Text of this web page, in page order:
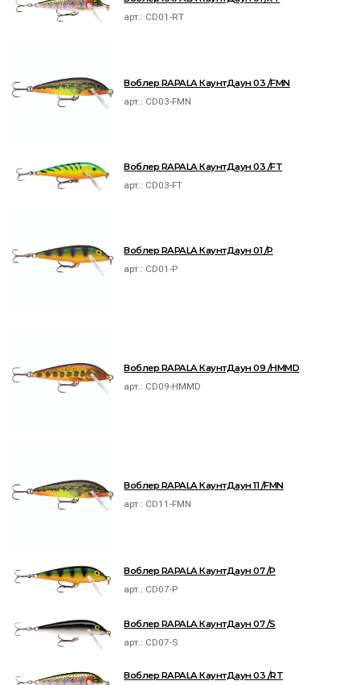
арт.: CD01-RT
Воблер RAPALA КаунтДаун 03 /FMN
арт.: CD03-FMN
Воблер RAPALA КаунтДаун 03 /FT
арт.: CD03-FT
Воблер RAPALA КаунтДаун 01 /P
арт.: CD01-P
Воблер RAPALA КаунтДаун 09 /HMMD
арт.: CD09-HMMD
Воблер RAPALA КаунтДаун 11 /FMN
арт.: CD11-FMN
Воблер RAPALA КаунтДаун 07 /P
арт.: CD07-P
Воблер RAPALA КаунтДаун 07 /S
арт.: CD07-S
Воблер RAPALA КаунтДаун 03 /RT